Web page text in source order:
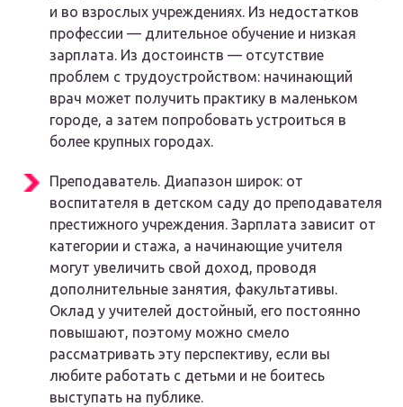
и во взрослых учреждениях. Из недостатков
профессии — длительное обучение и низкая
зарплата. Из достоинств — отсутствие
проблем с трудоустройством: начинающий
врач может получить практику в маленьком
городе, а затем попробовать устроиться в
более крупных городах.
Преподаватель. Диапазон широк: от
воспитателя в детском саду до преподавателя
престижного учреждения. Зарплата зависит от
категории и стажа, а начинающие учителя
могут увеличить свой доход, проводя
дополнительные занятия, факультативы.
Оклад у учителей достойный, его постоянно
повышают, поэтому можно смело
рассматривать эту перспективу, если вы
любите работать с детьми и не боитесь
выступать на публике.